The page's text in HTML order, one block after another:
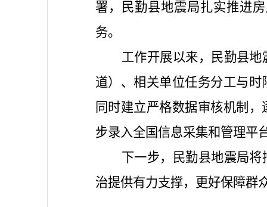
署，民勤县地震局扎实推进
务。
工作开展以来，民勤县
道）、相关单位任务分工与
同时建立严格数据审核机制
步录入全国信息采集和管理平
下一步，民勤县地震局
治提供有力支撑，更好保障群